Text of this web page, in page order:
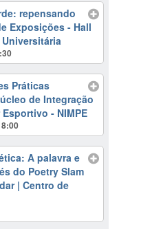
repensando
Exposições - Hall
Práticas
de Integração
- NIMPE
A palavra e
do Poetry Slam
| Centro de